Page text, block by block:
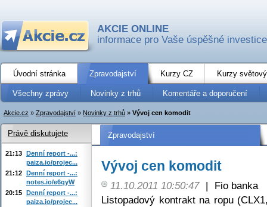
AKCIE ONLINE
informace pro Vaše úspěšné investice
Úvodní stránka Zpravodajství Kurzy CZ Kurzy
Všechny zprávy Novinky z trhů Komentáře a doporučení
Akcie.cz » Zpravodajství » Novinky z trhů » Vývoj cen komodit
Zpravodajství
Vývoj cen komodit
11.10.2011 10:50:47 |
Fio banka
Listopadový kontrakt na ropu
Právě diskutujete
21:13 Denní report -...:
paiza.io/projec...
21:12 Denní report -...:
notes.io/e6qyW
20:15 Denní report -...:
paiza.io/projec...